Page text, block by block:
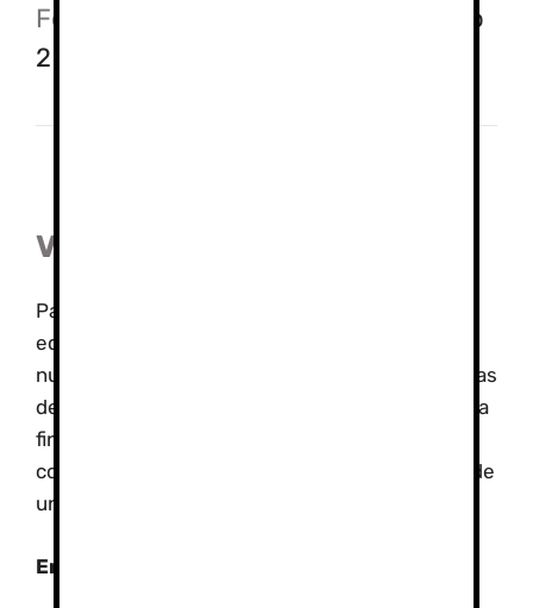
Fotos:
Grupo
2
Viajes de Estudios
Para los grupos tenemos varias ofertas, desde
educación ambiental dirigida por Biólogos en
nuestro Parques Nacional de Sierra Nevada, rutas
de senderismo interpretativo, viajes de aventura
fin de estudios (Multiaventuras, raquetas,
construcción de iglus y vivac de emergencia…) de
un día o varios días con alojamiento.
En Sierra Nevada tenemos varias opciones: